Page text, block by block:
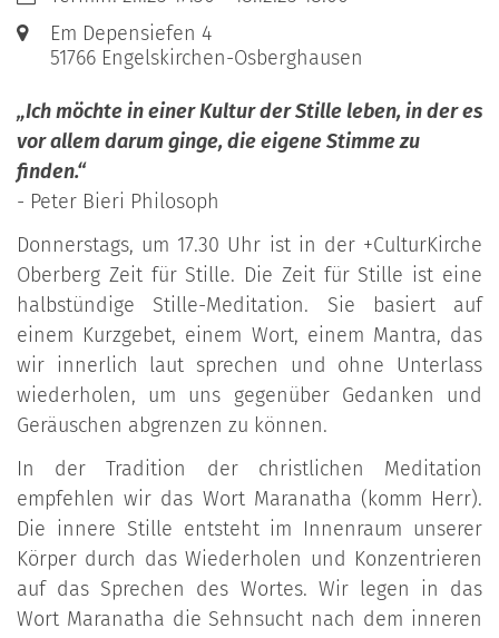
Ort:
Em Depensiefen 4
51766 Engelskirchen-Osberghausen
„Ich möchte in einer Kultur der Stille leben, in der es
vor allem darum ginge, die eigene Stimme zu
finden.“
- Peter Bieri Philosoph
Donnerstags, um 17.30 Uhr ist in der +CulturKirche
Oberberg Zeit für Stille. Die Zeit für Stille ist eine
halbstündige Stille-Meditation. Sie basiert auf
einem Kurzgebet, einem Wort, einem Mantra, das
wir innerlich laut sprechen und ohne Unterlass
wiederholen, um uns gegenüber Gedanken und
Geräuschen abgrenzen zu können.
In der Tradition der christlichen Meditation
empfehlen wir das Wort Maranatha (komm Herr).
Die innere Stille entsteht im Innenraum unserer
Körper durch das Wiederholen und Konzentrieren
auf das Sprechen des Wortes. Wir legen in das
Wort Maranatha die Sehnsucht nach dem inneren